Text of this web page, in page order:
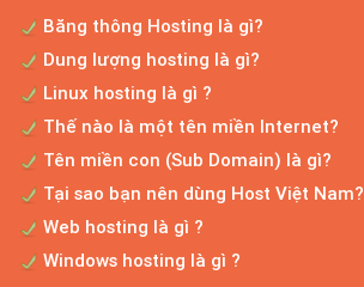
Băng thông Hosting là gì?
Dung lượng hosting là gì?
Linux hosting là gì ?
Thế nào là một tên miền Internet?
Tên miền con (Sub Domain) là gì?
Tại sao bạn nên dùng Host Việt Nam?
Web hosting là gì ?
Windows hosting là gì ?